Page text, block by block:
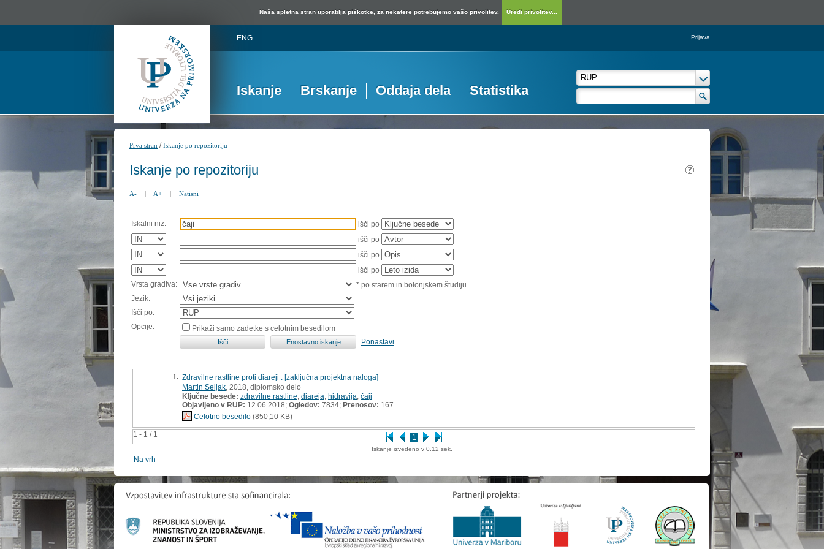
Naša spletna stran uporablja piškotke, za nekatere potrebujemo vašo privolitev. Uredi privolitev...
ENG Prijava
Iskanje Brskanje Oddaja dela Statistika
Prva stran /Iskanje po repozitoriju
Iskanje po repozitoriju
A- | A+ | Natisni
Iskalni niz:
išči po
išči po
išči po
išči po
Vrsta gradiva:
* po starem in bolonjskem študiju
Jezik:
Išči po:
Opcije:
Prikaži samo zadetke s celotnim besedilom
Ponastavi
1 - 1 / 1 1
1. Zdravilne rastline proti diareji : [zaključna projektna naloga]
Martin Seljak , 2018, diplomsko delo
Ključne besede: zdravilne rastline diareja hidravija čaji
Objavljeno v RUP: 12.06.2018; Ogledov: 7834; Prenosov: 167
Celotno besedilo (850,10 KB)
Iskanje izvedeno v 0.12 sek.
Na vrh